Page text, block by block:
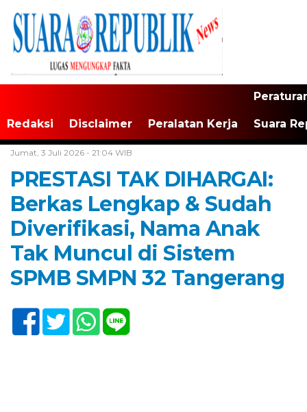
Redaksi Disclaimer Peralatan Kerja Suara
Jumat, 3 Juli 2026 - 21:04 WIB
PRESTASI TAK DIHARGAI:
Berkas Lengkap & Sudah
Diverifikasi, Nama Anak
Tak Muncul di Sistem
SPMB SMPN 32 Tangerang